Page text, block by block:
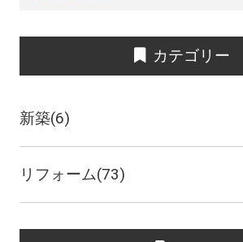
カテゴリー
新築(6)
リフォーム(73)